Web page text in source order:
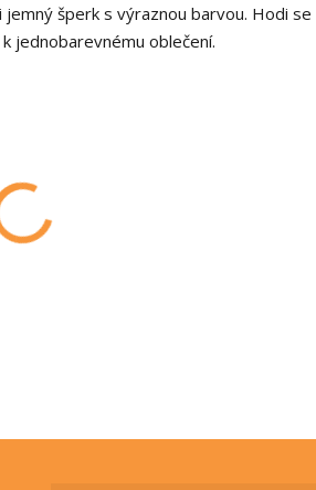
jemný šperk s výraznou barvou. Hodi se
jednobarevnému oblečení.